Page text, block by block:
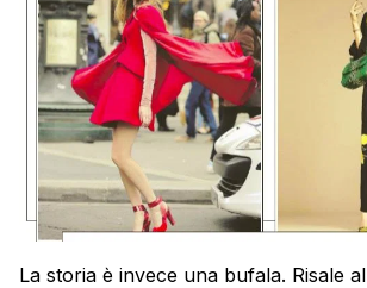
La storia è invece una bufala. Risale al